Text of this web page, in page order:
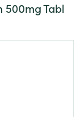
Tabl